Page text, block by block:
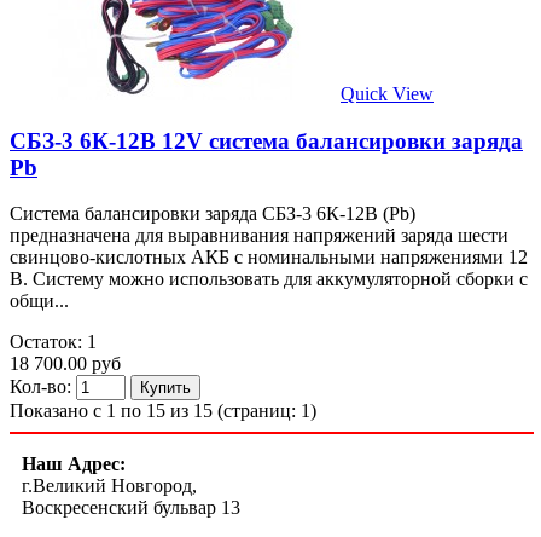
Quick View
СБЗ-3 6К-12В 12V система балансировки заряда
Pb
Система балансировки заряда СБЗ-3 6К-12В (Pb)
предназначена для выравнивания напряжений заряда шести
свинцово-кислотных АКБ с номинальными напряжениями 12
В. Систему можно использовать для аккумуляторной сборки с
общи...
Остаток: 1
18 700.00 руб
Кол-во:
Показано с 1 по 15 из 15 (страниц: 1)
Наш Адрес:
г.Великий Новгород,
Воскресенский бульвар 13